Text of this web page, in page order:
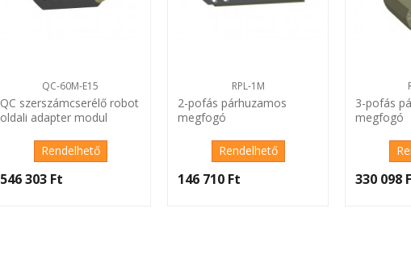
QC-60M-E15
QC szerszámcserélő robot
oldali adapter modul
Rendelhető
546 303 Ft‎
RPL-1M
2-pofás párhuzamos
megfogó
Rendelhető
146 710 Ft‎
3-pofás
megfogó
330 098